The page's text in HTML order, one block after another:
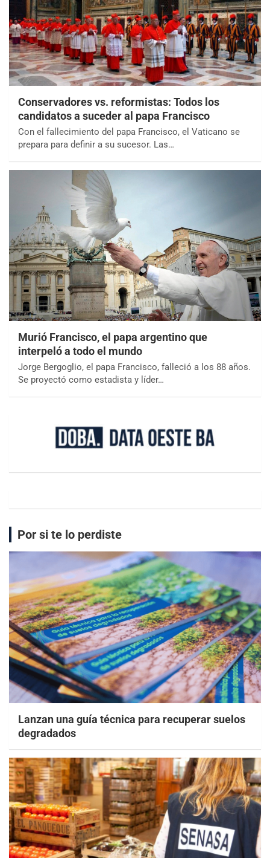
Conservadores vs. reformistas: Todos los
candidatos a suceder al papa Francisco
Con el fallecimiento del papa Francisco, el Vaticano se
prepara para definir a su sucesor. Las…
Murió Francisco, el papa argentino que
interpeló a todo el mundo
Jorge Bergoglio, el papa Francisco, falleció a los 88 años.
Se proyectó como estadista y líder…
Por si te lo perdiste
Lanzan una guía técnica para recuperar suelos
degradados